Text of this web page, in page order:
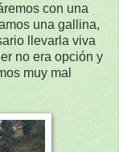
con una
una gallina,
llevarla viva
no era opción y
muy mal